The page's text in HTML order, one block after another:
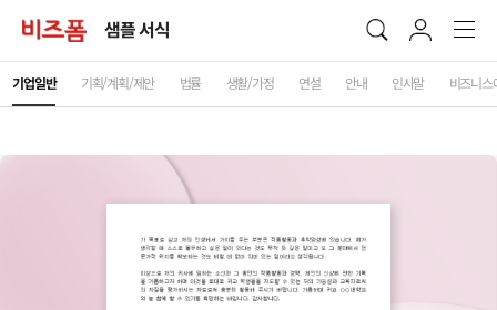
샘플 서식
기업일반 기획/계획/제안 법률 생활/가정 연설 안내 인사말 비즈니스